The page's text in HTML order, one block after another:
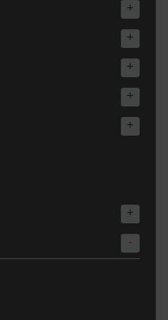
+
+
+
+
+
+
-